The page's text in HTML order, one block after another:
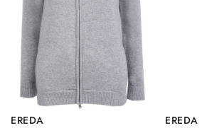
EREDA EREDA